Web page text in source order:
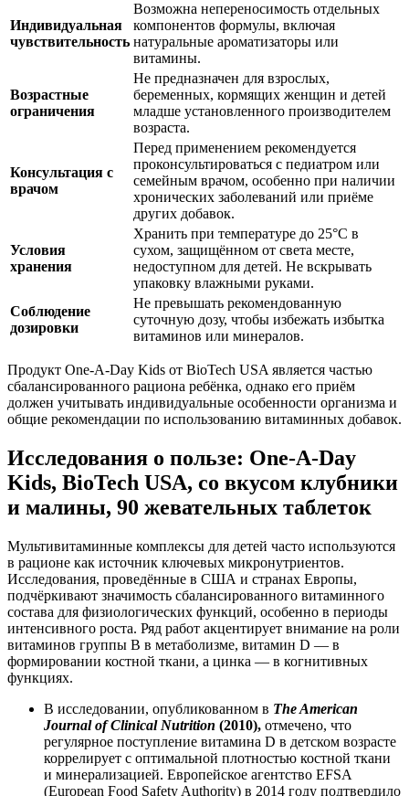
Индивидуальная
чувствительность
Возможна непереносимость отдельных
компонентов формулы, включая
натуральные ароматизаторы или
витамины.
Возрастные
ограничения
Не предназначен для взрослых,
беременных, кормящих женщин и детей
младше установленного производителем
возраста.
Консультация с
врачом
Перед применением рекомендуется
проконсультироваться с педиатром или
семейным врачом, особенно при наличии
хронических заболеваний или приёме
других добавок.
Условия
хранения
Хранить при температуре до 25°C в
сухом, защищённом от света месте,
недоступном для детей. Не вскрывать
упаковку влажными руками.
Соблюдение
дозировки
Не превышать рекомендованную
суточную дозу, чтобы избежать избытка
витаминов или минералов.
Продукт One-A-Day Kids от BioTech USA является частью
сбалансированного рациона ребёнка, однако его приём
должен учитывать индивидуальные особенности организма и
общие рекомендации по использованию витаминных добавок.
Исследования о пользе: One-A-Day
Kids, BioTech USA, со вкусом клубники
и малины, 90 жевательных таблеток
Мультивитаминные комплексы для детей часто используются
в рационе как источник ключевых микронутриентов.
Исследования, проведённые в США и странах Европы,
подчёркивают значимость сбалансированного витаминного
состава для физиологических функций, особенно в периоды
интенсивного роста. Ряд работ акцентирует внимание на роли
витаминов группы B в метаболизме, витамин D — в
формировании костной ткани, а цинка — в когнитивных
функциях.
В исследовании, опубликованном в The American
Journal of Clinical Nutrition (2010), отмечено, что
регулярное поступление витамина D в детском возрасте
коррелирует с оптимальной плотностью костной ткани
и минерализацией. Европейское агентство EFSA
(European Food Safety Authority) в 2014 году подтвердило